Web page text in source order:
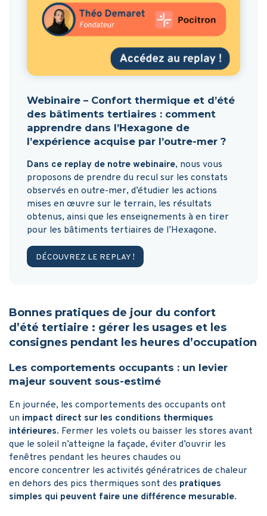
Webinaire – Confort thermique et d’été
des bâtiments tertiaires : comment
apprendre dans l’Hexagone de
l’expérience acquise par l’outre-mer ?
Dans ce replay de notre webinaire, nous vous
proposons de prendre du recul sur les constats
observés en outre-mer, d’étudier les actions
mises en œuvre sur le terrain, les résultats
obtenus, ainsi que les enseignements à en tirer
pour les bâtiments tertiaires de l’Hexagone.
DÉCOUVREZ LE REPLAY !
Bonnes pratiques de jour du confort
d’été tertiaire : gérer les usages et les
consignes pendant les heures d’occupation
Les comportements occupants : un levier
majeur souvent sous-estimé
En journée, les comportements des occupants ont
un impact direct sur les conditions thermiques
intérieures. Fermer les volets ou baisser les stores avant
que le soleil n’atteigne la façade, éviter d’ouvrir les
fenêtres pendant les heures chaudes ou
encore concentrer les activités génératrices de chaleur
en dehors des pics thermiques sont des pratiques
simples qui peuvent faire une différence mesurable.